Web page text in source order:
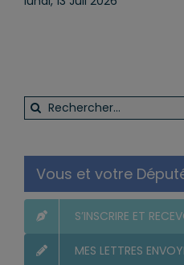
Rechercher:
Vous et votre
S’INSCRIRE ET
MES LETTRES